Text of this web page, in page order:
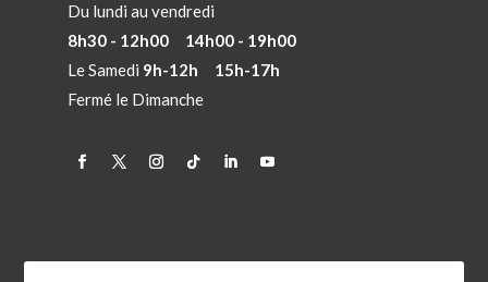
Du lundi au vendredi
8h30 - 12h00 14h00 - 19h00
Le Samedi 9h-12h 15h-17h
Fermé le Dimanche